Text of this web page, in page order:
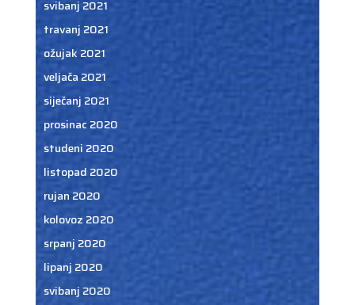
svibanj 2021
travanj 2021
ožujak 2021
veljača 2021
siječanj 2021
prosinac 2020
studeni 2020
listopad 2020
rujan 2020
kolovoz 2020
srpanj 2020
lipanj 2020
svibanj 2020